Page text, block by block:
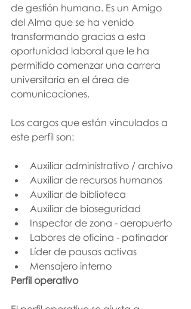
de gestión humana. Es un Amigo
del Alma que se ha venido
transformando gracias a esta
oportunidad laboral que le ha
permitido comenzar una carrera
universitaria en el área de
comunicaciones.
Los cargos que están vinculados a
este perfil son:
Auxiliar administrativo / archivo
Auxiliar de recursos humanos
Auxiliar de biblioteca
Auxiliar de bioseguridad
Inspector de zona - aeropuerto
Labores de oficina - patinador
Líder de pausas activas
Mensajero interno
Perfil operativo